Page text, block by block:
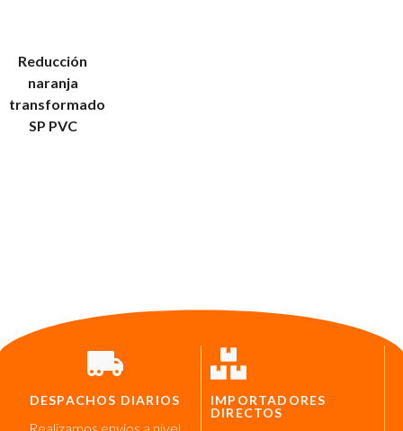
Reducción
naranja
transformado
SP PVC
DESPACHOS DIARIOS
IMPORTADORES
DIRECTOS